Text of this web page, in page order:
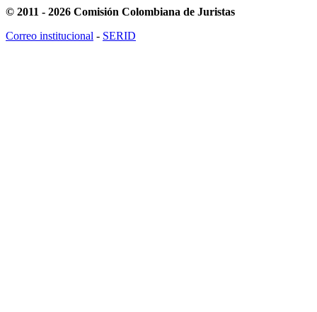
© 2011 - 2026 Comisión Colombiana de Juristas
Correo institucional - SERID